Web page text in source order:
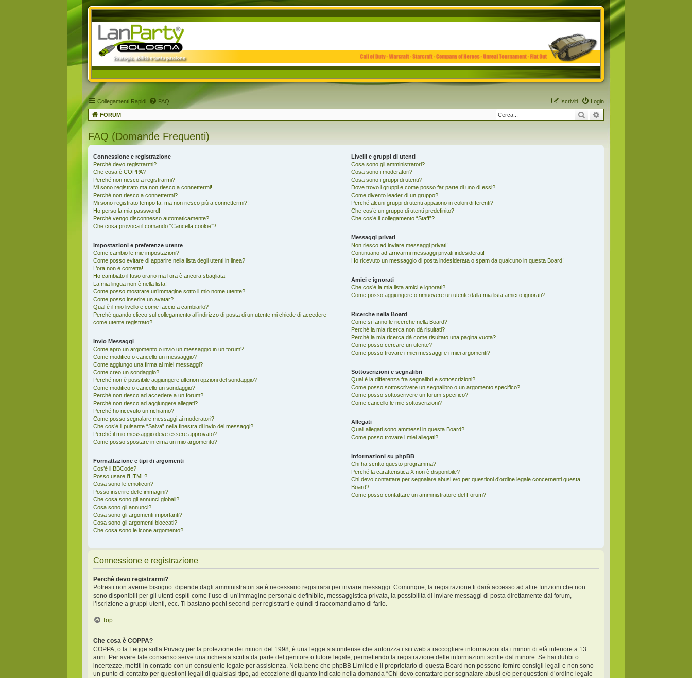
Collegamenti Rapidi FAQ Login
Iscriviti
FORUM Cerca
FAQ (Domande Frequenti)
Connessione e registrazione
Perché devo registrarmi?
Che cosa è COPPA?
Perché non riesco a registrarmi?
Mi sono registrato ma non riesco a connettermi!
Perché non riesco a connettermi?
Mi sono registrato tempo fa, ma non riesco più a connettermi?!
Ho perso la mia password!
Perché vengo disconnesso automaticamente?
Che cosa provoca il comando “Cancella cookie”?
Impostazioni e preferenze utente
Come cambio le mie impostazioni?
Come posso evitare di apparire nella lista degli utenti in linea?
L’ora non è corretta!
Ho cambiato il fuso orario ma l’ora è ancora sbagliata
La mia lingua non è nella lista!
Come posso mostrare un’immagine sotto il mio nome utente?
Come posso inserire un avatar?
Qual è il mio livello e come faccio a cambiarlo?
Perché quando clicco sul collegamento all’indirizzo di posta di un utente mi chiede di accedere
come utente registrato?
Invio Messaggi
Come apro un argomento o invio un messaggio in un forum?
Come modifico o cancello un messaggio?
Come aggiungo una firma ai miei messaggi?
Come creo un sondaggio?
Perché non è possibile aggiungere ulteriori opzioni del sondaggio?
Come modifico o cancello un sondaggio?
Perché non riesco ad accedere a un forum?
Perché non riesco ad aggiungere allegati?
Perché ho ricevuto un richiamo?
Come posso segnalare messaggi ai moderatori?
Che cos’è il pulsante “Salva” nella finestra di invio dei messaggi?
Perché il mio messaggio deve essere approvato?
Come posso spostare in cima un mio argomento?
Formattazione e tipi di argomenti
Cos’è il BBCode?
Posso usare l’HTML?
Cosa sono le emoticon?
Posso inserire delle immagini?
Che cosa sono gli annunci globali?
Cosa sono gli annunci?
Cosa sono gli argomenti importanti?
Cosa sono gli argomenti bloccati?
Che cosa sono le icone argomento?
Livelli e gruppi di utenti
Cosa sono gli amministratori?
Cosa sono i moderatori?
Cosa sono i gruppi di utenti?
Dove trovo i gruppi e come posso far parte di uno di essi?
Come divento leader di un gruppo?
Perché alcuni gruppi di utenti appaiono in colori differenti?
Che cos’è un gruppo di utenti predefinito?
Che cos’è il collegamento “Staff”?
Messaggi privati
Non riesco ad inviare messaggi privati!
Continuano ad arrivarmi messaggi privati indesiderati!
Ho ricevuto un messaggio di posta indesiderata o spam da qualcuno in questa Board!
Amici e ignorati
Che cos’è la mia lista amici e ignorati?
Come posso aggiungere o rimuovere un utente dalla mia lista amici o ignorati?
Ricerche nella Board
Come si fanno le ricerche nella Board?
Perché la mia ricerca non dà risultati?
Perché la mia ricerca dà come risultato una pagina vuota?
Come posso cercare un utente?
Come posso trovare i miei messaggi e i miei argomenti?
Sottoscrizioni e segnalibri
Qual è la differenza fra segnalibri e sottoscrizioni?
Come posso sottoscrivere un segnalibro o un argomento specifico?
Come posso sottoscrivere un forum specifico?
Come cancello le mie sottoscrizioni?
Allegati
Quali allegati sono ammessi in questa Board?
Come posso trovare i miei allegati?
Informazioni su phpBB
Chi ha scritto questo programma?
Perché la caratteristica X non è disponibile?
Chi devo contattare per segnalare abusi e/o per questioni d’ordine legale concernenti questa
Board?
Come posso contattare un amministratore del Forum?
Connessione e registrazione
Perché devo registrarmi?
Potresti non averne bisogno: dipende dagli amministratori se è necessario registrarsi per inviare messaggi. Comunque, la registrazione ti darà accesso ad altre funzioni che non
sono disponibili per gli utenti ospiti come l’uso di un’immagine personale definibile, messaggistica privata, la possibilità di inviare messaggi di posta direttamente dal forum,
l’iscrizione a gruppi utenti, ecc. Ti bastano pochi secondi per registrarti e quindi ti raccomandiamo di farlo.
Top
Che cosa è COPPA?
COPPA, o la Legge sulla Privacy per la protezione dei minori del 1998, è una legge statunitense che autorizza i siti web a raccogliere informazioni da i minori di età inferiore a 13
anni. Per avere tale consenso serve una richiesta scritta da parte del genitore o tutore legale, permettendo la registrazione delle informazioni scritte dal minore. Se hai dubbi o
incertezze, mettiti in contatto con un consulente legale per assistenza. Nota bene che phpBB Limited e il proprietario di questa Board non possono fornire consigli legali e non sono
un punto di contatto per questioni legali di qualsiasi tipo, ad eccezione di quanto indicato nella domanda “Chi devo contattare per segnalare abusi e/o per questioni d’ordine legale